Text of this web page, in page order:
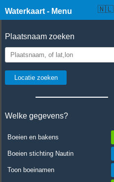
Waterkaart - Menu
Plaatsnaam zoeken
Welke gegevens?
Boeien en bakens
Boeien stichting Nautin
Toon boeinamen
☰ Waterkaart Live 🇳🇱